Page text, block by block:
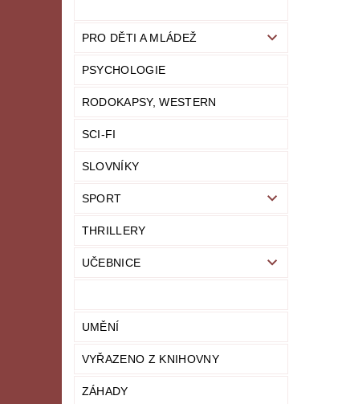
PRO DĚTI A MLÁDEŽ
PSYCHOLOGIE
RODOKAPSY, WESTERN
SCI-FI
SLOVNÍKY
SPORT
THRILLERY
UČEBNICE
UMĚNÍ
VYŘAZENO Z KNIHOVNY
ZÁHADY